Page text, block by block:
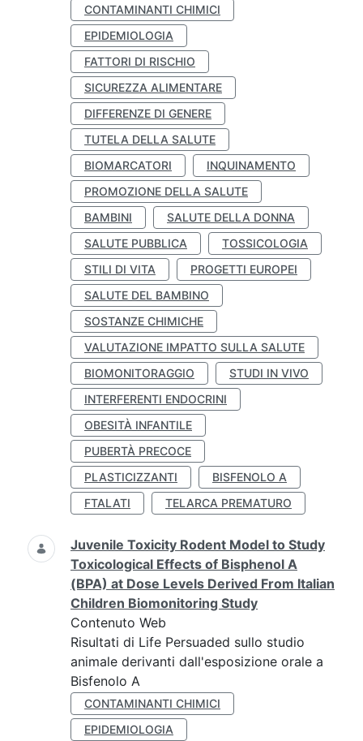
CONTAMINANTI CHIMICI
EPIDEMIOLOGIA
FATTORI DI RISCHIO
SICUREZZA ALIMENTARE
DIFFERENZE DI GENERE
TUTELA DELLA SALUTE
BIOMARCATORI
INQUINAMENTO
PROMOZIONE DELLA SALUTE
BAMBINI
SALUTE DELLA DONNA
SALUTE PUBBLICA
TOSSICOLOGIA
STILI DI VITA
PROGETTI EUROPEI
SALUTE DEL BAMBINO
SOSTANZE CHIMICHE
VALUTAZIONE IMPATTO SULLA SALUTE
BIOMONITORAGGIO
STUDI IN VIVO
INTERFERENTI ENDOCRINI
OBESITÀ INFANTILE
PUBERTÀ PRECOCE
PLASTICIZZANTI
BISFENOLO A
FTALATI
TELARCA PREMATURO
Juvenile Toxicity Rodent Model to Study
Toxicological Effects of Bisphenol A
(BPA) at Dose Levels Derived From Italian
Children Biomonitoring Study
Contenuto Web
Risultati di Life Persuaded sullo studio
animale derivanti dall'esposizione orale a
Bisfenolo A
CONTAMINANTI CHIMICI
EPIDEMIOLOGIA